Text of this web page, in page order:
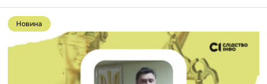
Перейти
до
публікації
Суддя,
який
Новина